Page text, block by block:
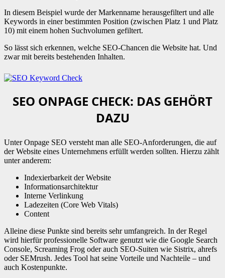
In diesem Beispiel wurde der Markenname herausgefiltert und alle
Keywords in einer bestimmten Position (zwischen Platz 1 und Platz
10) mit einem hohen Suchvolumen gefiltert.
So lässt sich erkennen, welche SEO-Chancen die Website hat. Und
zwar mit bereits bestehenden Inhalten.
SEO ONPAGE CHECK: DAS GEHÖRT
DAZU
Unter Onpage SEO versteht man alle SEO-Anforderungen, die auf
der Website eines Unternehmens erfüllt werden sollten. Hierzu zählt
unter anderem:
Indexierbarkeit der Website
Informationsarchitektur
Interne Verlinkung
Ladezeiten (Core Web Vitals)
Content
Alleine diese Punkte sind bereits sehr umfangreich. In der Regel
wird hierfür professionelle Software genutzt wie die Google Search
Console, Screaming Frog oder auch SEO-Suiten wie Sistrix, ahrefs
oder SEMrush. Jedes Tool hat seine Vorteile und Nachteile – und
auch Kostenpunkte.